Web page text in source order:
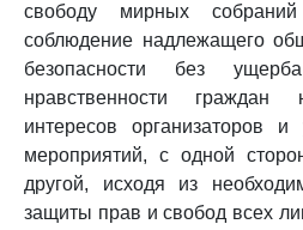
свободу мирных
соблюдение надлежащего
безопасности без
нравственности
интересов организаторов и
мероприятий, с одной
другой, исходя из
защиты прав и свобод всех